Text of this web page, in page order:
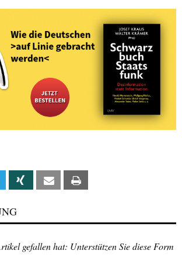
Linkedin Xing Email
gefallen hat: Unterstützen Sie diese Form